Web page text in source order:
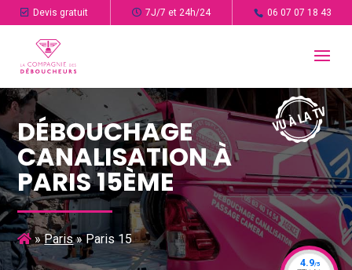
Devis gratuit 7J/7 et 24h/24 06 07 07 18 43
DÉBOUCHAGE
CANALISATION À
PARIS 15ÈME
»Paris»Paris 15